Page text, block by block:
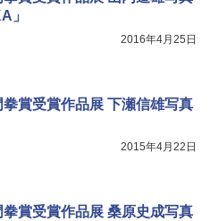
」
2016年4月25日
賞受賞作品展 下瀬信雄写真
2015年4月22日
賞受賞作品展 桑原史成写真